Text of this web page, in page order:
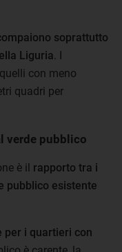
soprattutto
Liguria. I
con meno
quadri per
verde pubblico
è il rapporto tra i
pubblico esistente
per i quartieri con